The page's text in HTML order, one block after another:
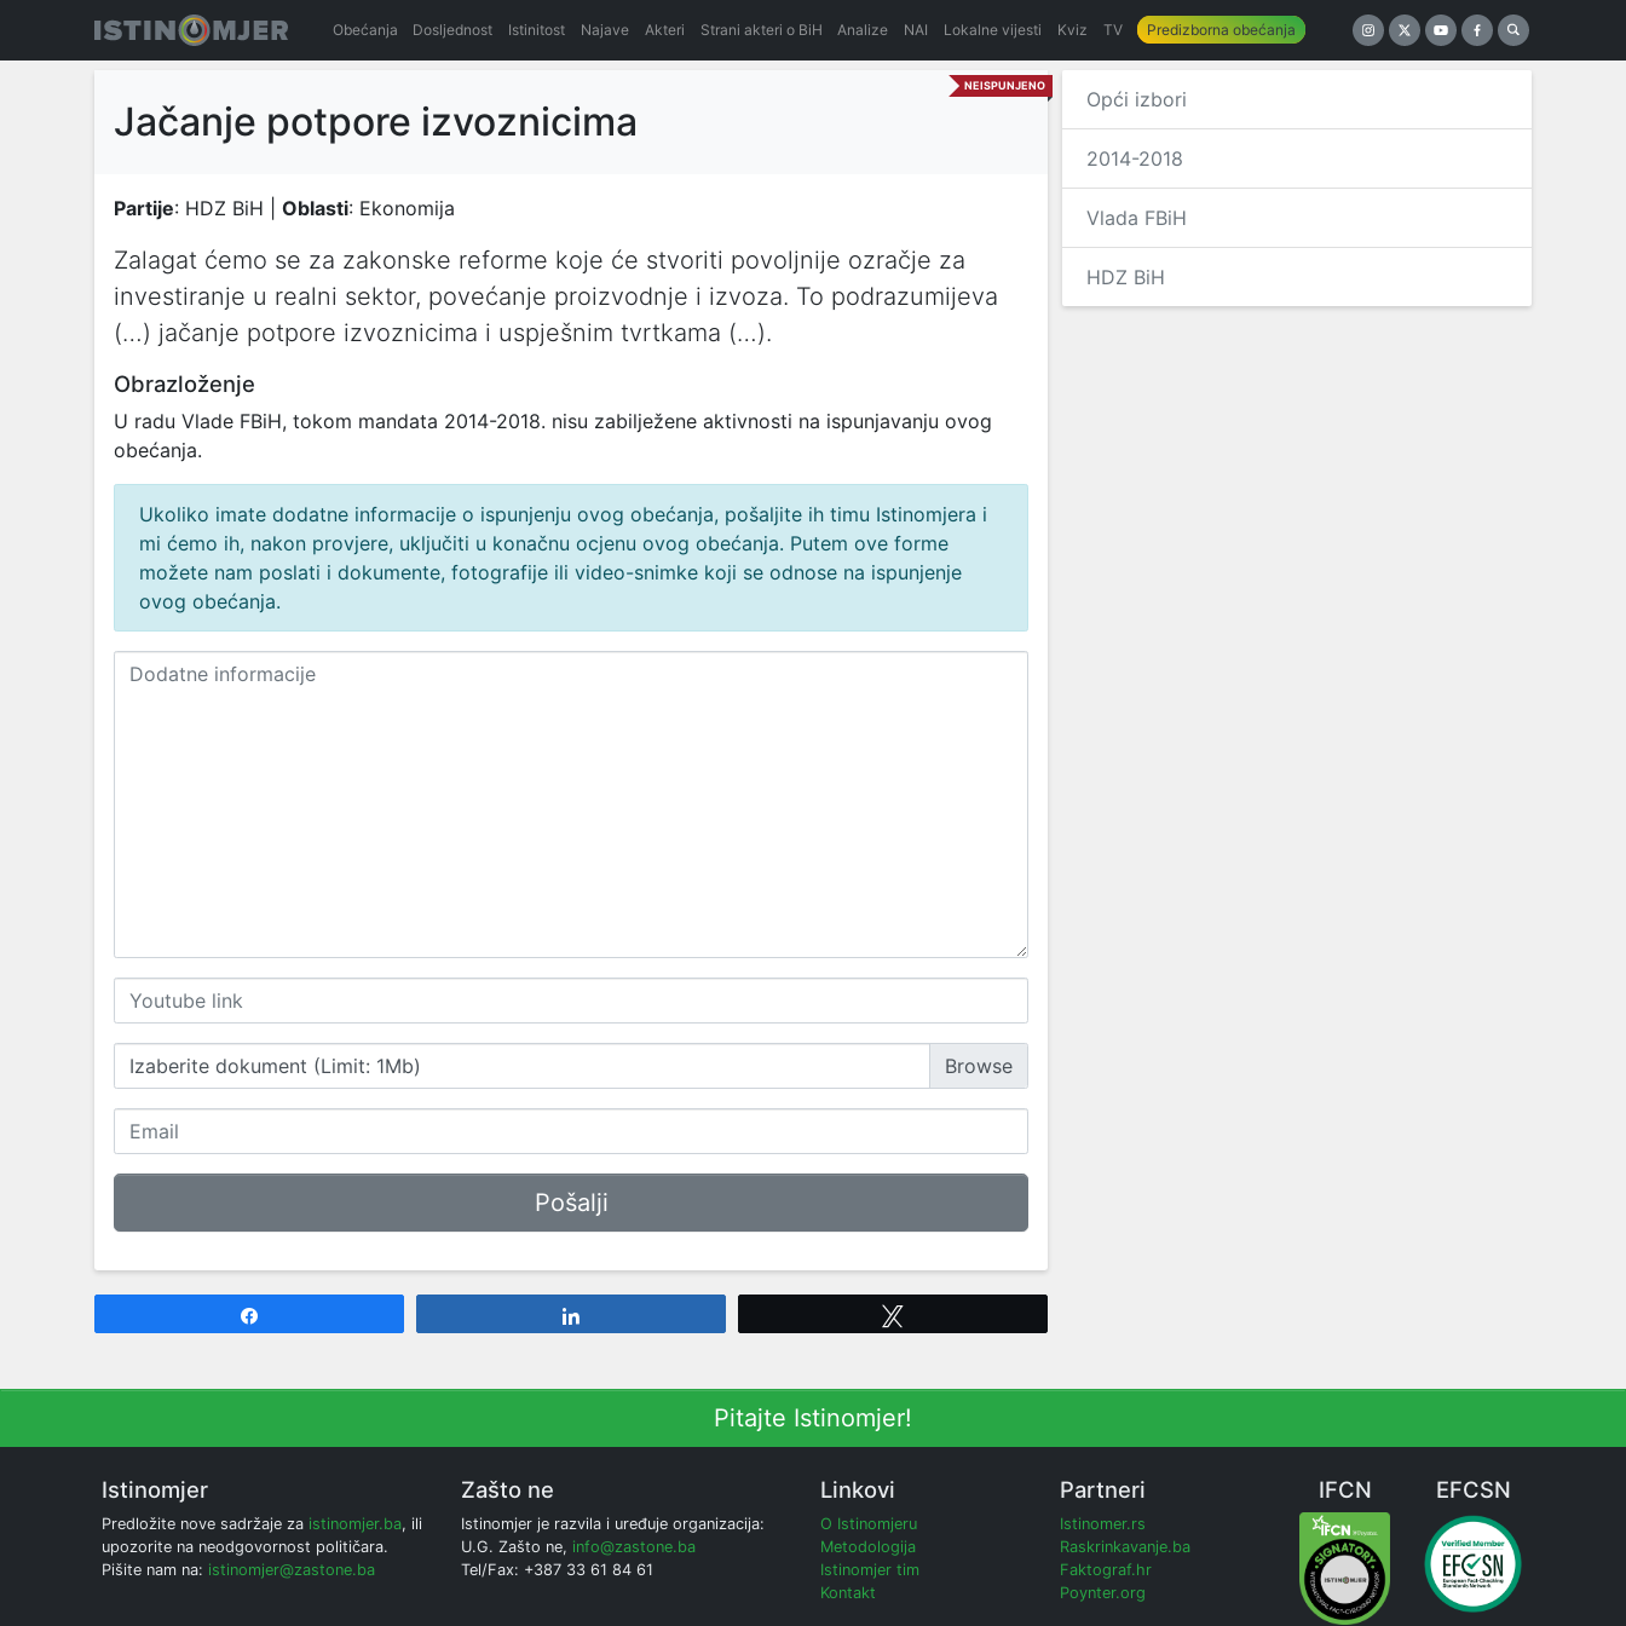
Obećanja Dosljednost Istinitost Najave Akteri Strani akteri o BiH Analize NAI Lokalne vijesti Kviz TV Predizborna obećanja
NEISPUNJENO
Jačanje potpore izvoznicima
Partije: HDZ BiH | Oblasti: Ekonomija
Zalagat ćemo se za zakonske reforme koje će stvoriti povoljnije ozračje za
investiranje u realni sektor, povećanje proizvodnje i izvoza. To podrazumijeva
(…) jačanje potpore izvoznicima i uspješnim tvrtkama (…).
Obrazloženje
U radu Vlade FBiH, tokom mandata 2014-2018. nisu zabilježene aktivnosti na ispunjavanju ovog
obećanja.
Ukoliko imate dodatne informacije o ispunjenju ovog obećanja, pošaljite ih timu Istinomjera i
mi ćemo ih, nakon provjere, uključiti u konačnu ocjenu ovog obećanja. Putem ove forme
možete nam poslati i dokumente, fotografije ili video-snimke koji se odnose na ispunjenje
ovog obećanja.
Izaberite dokument (Limit: 1Mb)
Opći izbori
2014-2018
Vlada FBiH
HDZ BiH
Pitajte Istinomjer!
Istinomjer
Predložite nove sadržaje za istinomjer.ba, ili
upozorite na neodgovornost političara.
Pišite nam na: istinomjer@zastone.ba
Zašto ne
Istinomjer je razvila i uređuje organizacija:
U.G. Zašto ne, info@zastone.ba
Tel/Fax: +387 33 61 84 61
Linkovi
O Istinomjeru
Metodologija
Istinomjer tim
Kontakt
Partneri
Istinomer.rs
Raskrinkavanje.ba
Faktograf.hr
Poynter.org
IFCN EFCSN